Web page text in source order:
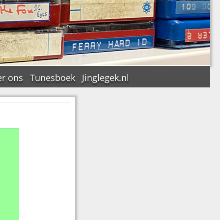
ons Tunesboek Jinglegek.nl